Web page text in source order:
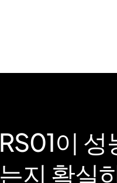
RS01이
는지 확실